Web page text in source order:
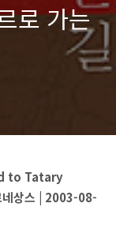
로 가는
to Tatary
네상스 | 2003-08-